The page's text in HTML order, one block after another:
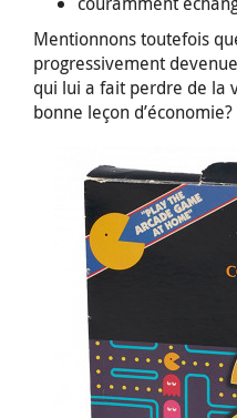
Mentionnons toutefois
progressivement
qui lui a fait perdre de la
bonne leçon d’économie?